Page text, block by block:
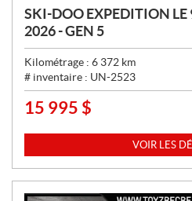
SKI-DOO EXPEDITION LE
2026 - GEN 5
Kilométrage : 6 372 km
# inventaire : UN-2523
P
X
:
15 995 $
VOIR LES